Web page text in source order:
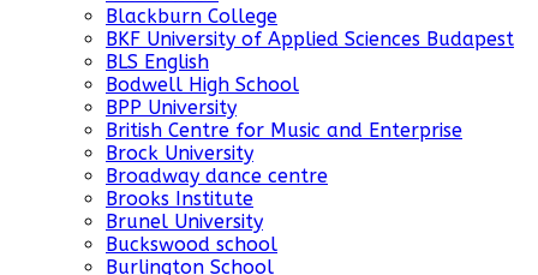
Blackburn College
BKF University of Applied Sciences Budapest
BLS English
Bodwell High School
BPP University
British Centre for Music and Enterprise
Brock University
Broadway dance centre
Brooks Institute
Brunel University
Buckswood school
Burlington School